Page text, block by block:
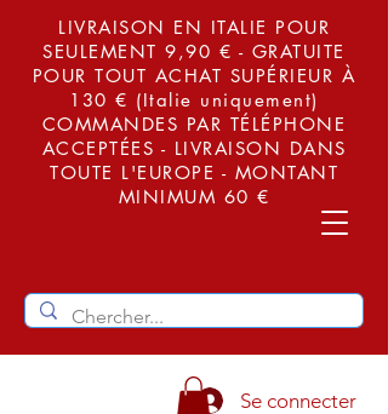
LIVRAISON EN ITALIE POUR
SEULEMENT 9,90 € - GRATUITE
POUR TOUT ACHAT SUPÉRIEUR À
130 € (Italie uniquement)
COMMANDES PAR TÉLÉPHONE
ACCEPTÉES - LIVRAISON DANS
TOUTE L'EUROPE - MONTANT
MINIMUM 60 €
Se connecter